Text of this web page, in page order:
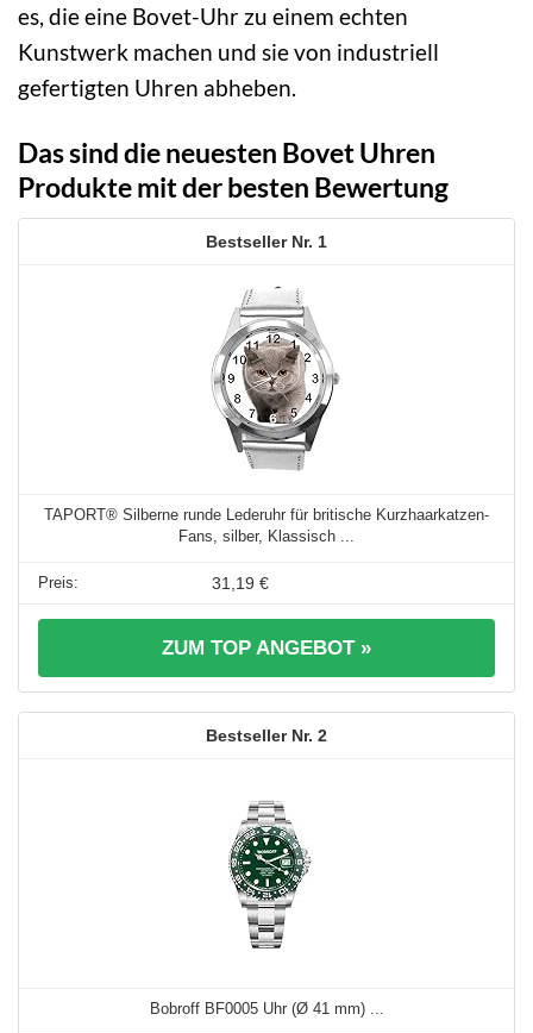
es, die eine Bovet-Uhr zu einem echten
Kunstwerk machen und sie von industriell
gefertigten Uhren abheben.
Das sind die neuesten Bovet Uhren
Produkte mit der besten Bewertung
1
TAPORT® Silberne runde Lederuhr für britische Kurzhaarkatzen-
Fans, silber, Klassisch ...
31,19 €
ZUM TOP ANGEBOT »
2
Bobroff BF0005 Uhr (Ø 41 mm) ...